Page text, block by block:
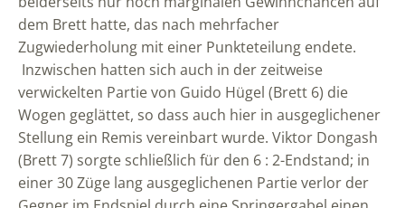
dem Brett hatte, das nach mehrfacher
Zugwiederholung mit einer Punkteteilung endete.
Inzwischen hatten sich auch in der zeitweise
verwickelten Partie von Guido Hügel (Brett 6) die
Wogen geglättet, so dass auch hier in ausgeglichener
Stellung ein Remis vereinbart wurde. Viktor Dongash
(Brett 7) sorgte schließlich für den 6 : 2-Endstand; in
einer 30 Züge lang ausgeglichenen Partie verlor der